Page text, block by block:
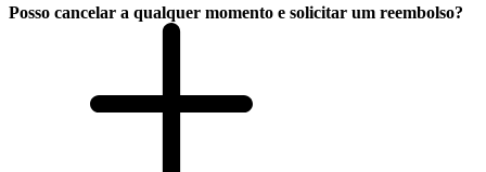
Posso cancelar a qualquer momento e solicitar um reembolso?